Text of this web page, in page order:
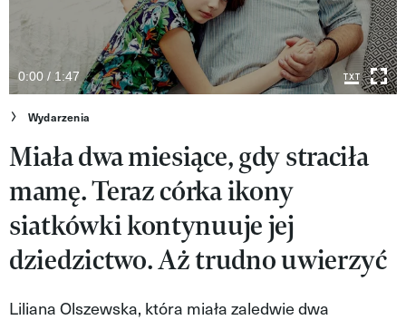
VIVA!MODA
VIVA!MAN
VIVA!PEOPLE POWER
VIVA!ITAKA
MAGAZYN VIVA!
0:00 / 1:47
Wydarzenia
Miała dwa miesiące, gdy straciła
mamę. Teraz córka ikony
siatkówki kontynuuje jej
dziedzictwo. Aż trudno uwierzyć
Liliana Olszewska, która miała zaledwie dwa